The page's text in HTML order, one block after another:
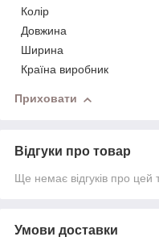
Колір
Довжина
Ширина
Країна виробник
Приховати
Відгуки про товар
Ще немає відгуків про цей
Умови доставки